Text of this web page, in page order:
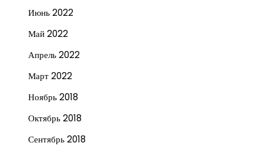
Июнь 2022
Май 2022
Апрель 2022
Март 2022
Ноябрь 2018
Октябрь 2018
Сентябрь 2018